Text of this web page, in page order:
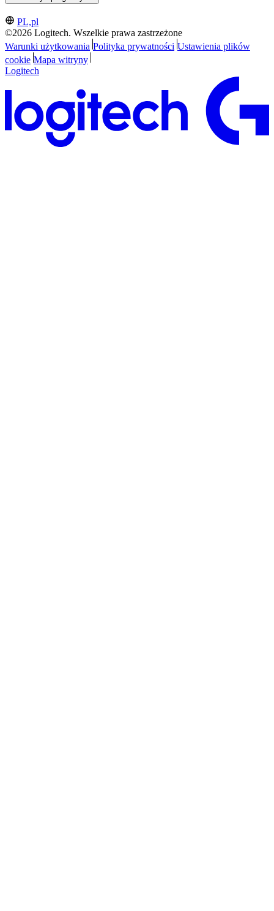
PL,pl
©2026 Logitech. Wszelkie prawa zastrzeżone
Warunki użytkowania Polityka prywatności Ustawienia plików
cookie Mapa witryny
Logitech